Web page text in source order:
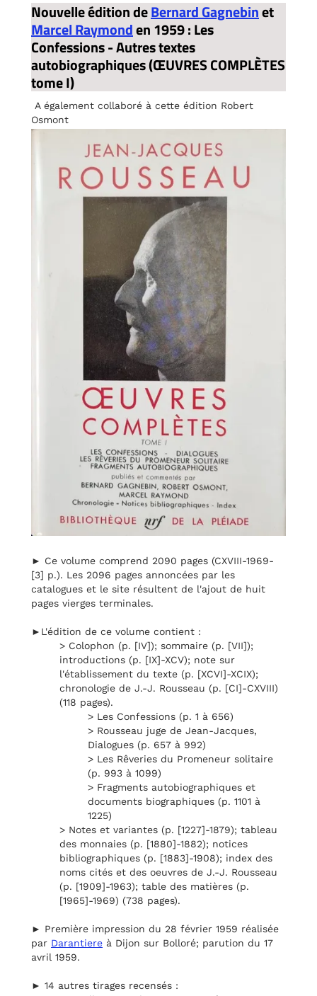
Nouvelle édition deBernard Gagnebinet
Marcel Raymonden 1959 : Les
Confessions - Autres textes
autobiographiques (ŒUVRES COMPLÈTES
tome I)
A également collaboré à cette édition Robert
Osmont
► Ce volume comprend 2090 pages (CXVIII-1969-
[3] p.). Les 2096 pages annoncées par les
catalogues et le site résultent de l'ajout de huit
pages vierges terminales.
►L'édition de ce volume contient :
> Colophon (p. [IV]); sommaire (p. [VII]);
introductions (p. [IX]-XCV); note sur
l'établissement du texte (p. [XCVI]-XCIX);
chronologie de J.-J. Rousseau (p. [CI]-CXVIII)
(118 pages).
> Les Confessions (p. 1 à 656)
> Rousseau juge de Jean-Jacques,
Dialogues (p. 657 à 992)
> Les Rêveries du Promeneur solitaire
(p. 993 à 1099)
> Fragments autobiographiques et
documents biographiques (p. 1101 à
1225)
> Notes et variantes (p. [1227]-1879); tableau
des monnaies (p. [1880]-1882); notices
bibliographiques (p. [1883]-1908); index des
noms cités et des oeuvres de J.-J. Rousseau
(p. [1909]-1963); table des matières (p.
[1965]-1969) (738 pages).
► Première impression du 28 février 1959 réalisée
par Darantiere à Dijon sur Bolloré; parution du 17
avril 1959.
► 14 autres tirages recensés :